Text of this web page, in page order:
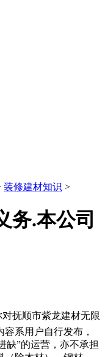
装修建材知识 >
务.本公司
抚顺市紫龙建材无限
容系用户自行发布，
缺”的运营，亦不承担